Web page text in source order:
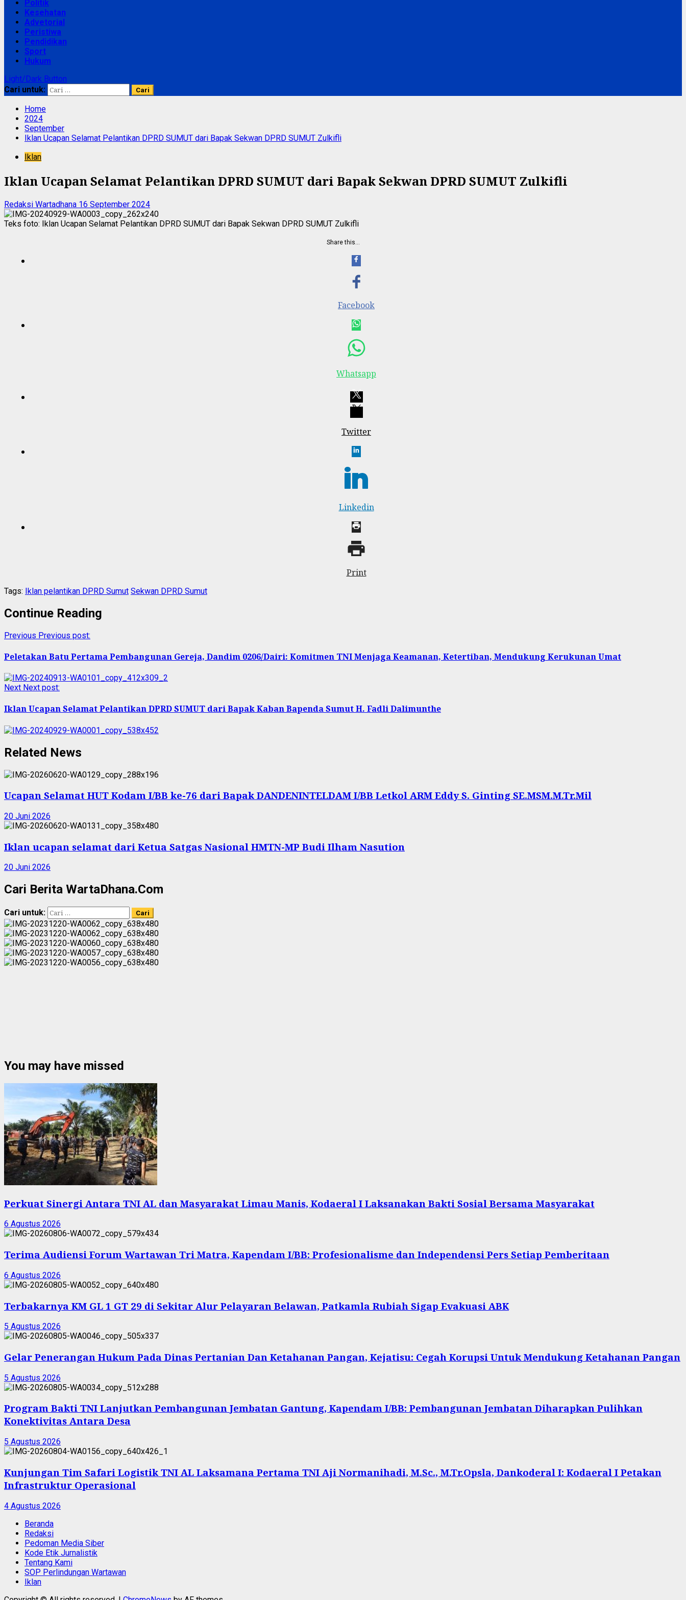
Politik
Kesehatan
Advetorial
Peristiwa
Pendidikan
Sport
Hukum
Light/Dark Button
Cari untuk:
Home
2024
September
Iklan Ucapan Selamat Pelantikan DPRD SUMUT dari Bapak Sekwan DPRD SUMUT Zulkifli
Iklan
Iklan Ucapan Selamat Pelantikan DPRD SUMUT dari Bapak Sekwan DPRD SUMUT Zulkifli
Redaksi Wartadhana 16 September 2024
Teks foto: Iklan Ucapan Selamat Pelantikan DPRD SUMUT dari Bapak Sekwan DPRD SUMUT Zulkifli
Share this…
Facebook
Whatsapp
Twitter
Linkedin
Print
Tags: Iklan pelantikan DPRD Sumut Sekwan DPRD Sumut
Continue Reading
Previous Previous post:
Peletakan Batu Pertama Pembangunan Gereja, Dandim 0206/Dairi: Komitmen TNI Menjaga Keamanan, Ketertiban, Mendukung Kerukunan Umat
Next Next post:
Iklan Ucapan Selamat Pelantikan DPRD SUMUT dari Bapak Kaban Bapenda Sumut H. Fadli Dalimunthe
Related News
Ucapan Selamat HUT Kodam I/BB ke-76 dari Bapak DANDENINTELDAM I/BB Letkol ARM Eddy S. Ginting SE.MSM.M.Tr.Mil
20 Juni 2026
Iklan ucapan selamat dari Ketua Satgas Nasional HMTN-MP Budi Ilham Nasution
20 Juni 2026
Cari Berita WartaDhana.Com
Cari untuk:
You may have missed
Perkuat Sinergi Antara TNI AL dan Masyarakat Limau Manis, Kodaeral I Laksanakan Bakti Sosial Bersama Masyarakat
6 Agustus 2026
Terima Audiensi Forum Wartawan Tri Matra, Kapendam I/BB: Profesionalisme dan Independensi Pers Setiap Pemberitaan
6 Agustus 2026
Terbakarnya KM GL 1 GT 29 di Sekitar Alur Pelayaran Belawan, Patkamla Rubiah Sigap Evakuasi ABK
5 Agustus 2026
Gelar Penerangan Hukum Pada Dinas Pertanian Dan Ketahanan Pangan, Kejatisu: Cegah Korupsi Untuk Mendukung Ketahanan Pangan
5 Agustus 2026
Program Bakti TNI Lanjutkan Pembangunan Jembatan Gantung, Kapendam I/BB: Pembangunan Jembatan Diharapkan Pulihkan
Konektivitas Antara Desa
5 Agustus 2026
Kunjungan Tim Safari Logistik TNI AL Laksamana Pertama TNI Aji Normanihadi, M.Sc., M.Tr.Opsla, Dankoderal I: Kodaeral I Petakan
Infrastruktur Operasional
4 Agustus 2026
Beranda
Redaksi
Pedoman Media Siber
Kode Etik Jurnalistik
Tentang Kami
SOP Perlindungan Wartawan
Iklan